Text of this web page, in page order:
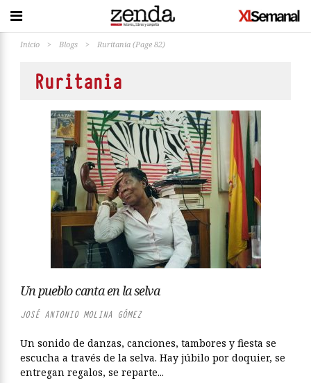
Inicio > Blogs > Ruritania (Page 82)
Ruritania
Un pueblo canta en la selva
JOSÉ ANTONIO MOLINA GÓMEZ
Un sonido de danzas, canciones, tambores y fiesta se
escucha a través de la selva. Hay júbilo por doquier, se
entregan regalos, se reparte...